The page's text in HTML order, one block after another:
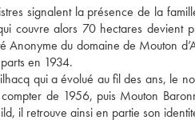
signalent la présence de la
couvre alors 70 hectares devient
Anonyme du domaine de Mouton
en 1934.
qui a évolué au fil des ans, le
de 1956, puis Mouton
il retrouve ainsi en partie son